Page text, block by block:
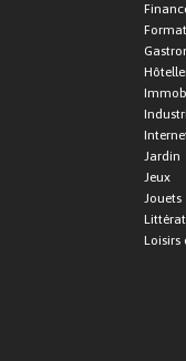
Jardin
Jeux
Jouets
Loisirs